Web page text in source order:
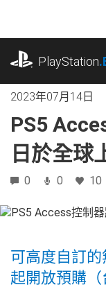
內
PlayStation
2023年07月14日
PS5
日於全球
0 0 10
可高度自訂
起開放預購